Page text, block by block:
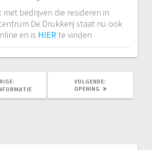
met bedrijven die resideren in
De Drukkerij staat nu ook
en is HIERte vinden
BERICHT:
VOLGENDE:
BERICHT:
OPENING